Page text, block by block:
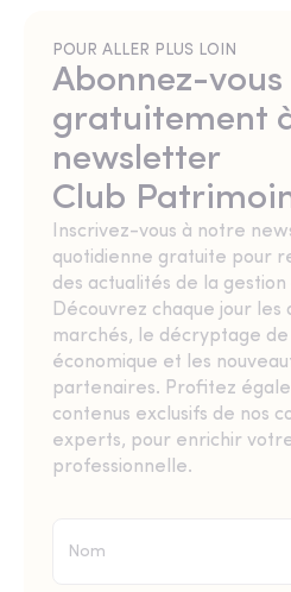
POUR ALLER PLUS LOIN
Abonnez-vous
gratuitement
newsletter
Club
Inscrivez-vous à notre
quotidienne gratuite pour
des actualités de la
Découvrez chaque jour les
marchés, le décryptage de
économique et les
partenaires. Profitez
contenus exclusifs de nos
experts, pour enrichir
professionnelle.